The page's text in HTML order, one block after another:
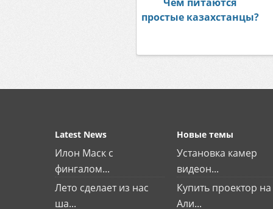
простые казахстанцы?
Latest News
Илон Маск с
фингалом...
Лето сделает из нас
ша...
Новые темы
Установка камер
видеон...
Купить проектор на
Али...